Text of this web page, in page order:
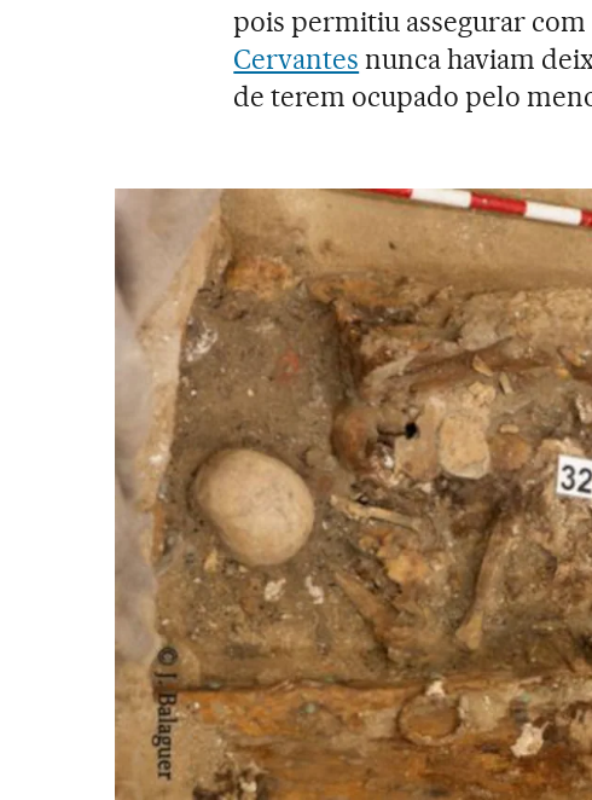
pois permitiu assegurar
Cervantes nunca haviam
de terem ocupado pelo